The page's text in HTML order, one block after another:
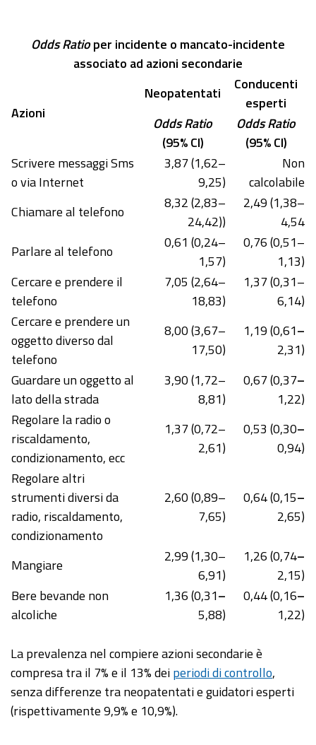
Odds Ratioper incidente o mancato-incidente
associato ad azioni secondarie
Azioni
Neopatentati
Conducenti
esperti
Odds Ratio
(95% CI)
Odds Ratio
(95% CI)
Scrivere messaggi Sms
o via Internet
3,87 (1,62–
9,25)
Non
calcolabile
Chiamare al telefono
8,32 (2,83–
24,42))
2,49 (1,38–
4,54
Parlare al telefono
0,61 (0,24–
1,57)
0,76 (0,51–
1,13)
Cercare e prendere il
telefono
7,05 (2,64–
18,83)
1,37 (0,31–
6,14)
Cercare e prendere un
oggetto diverso dal
telefono
8,00 (3,67–
17,50)
1,19 (0,61–
2,31)
Guardare un oggetto al
lato della strada
3,90 (1,72–
8,81)
0,67 (0,37–
1,22)
Regolare la radio o
riscaldamento,
condizionamento, ecc
1,37 (0,72–
2,61)
0,53 (0,30–
0,94)
Regolare altri
strumenti diversi da
radio, riscaldamento,
condizionamento
2,60 (0,89–
7,65)
0,64 (0,15–
2,65)
Mangiare
2,99 (1,30–
6,91)
1,26 (0,74–
2,15)
Bere bevande non
alcoliche
1,36 (0,31–
5,88)
0,44 (0,16–
1,22)
La prevalenza nel compiere azioni secondarie è
compresa tra il 7% e il 13% deiperiodi di controllo,
senza differenze tra neopatentati e guidatori esperti
(rispettivamente 9,9% e 10,9%).